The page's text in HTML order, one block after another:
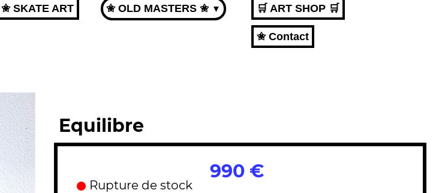
✬ SKATE ART ✬ OLD MASTERS ✬ ▼ 🛒 ART SHOP 🛒
✬ Contact
Equilibre
990 €
Rupture de stock